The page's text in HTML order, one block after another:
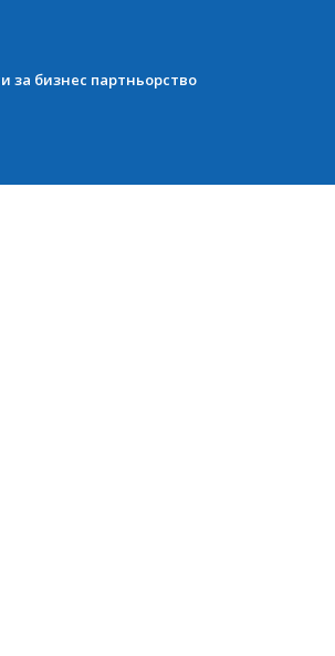
за бизнес партньорство